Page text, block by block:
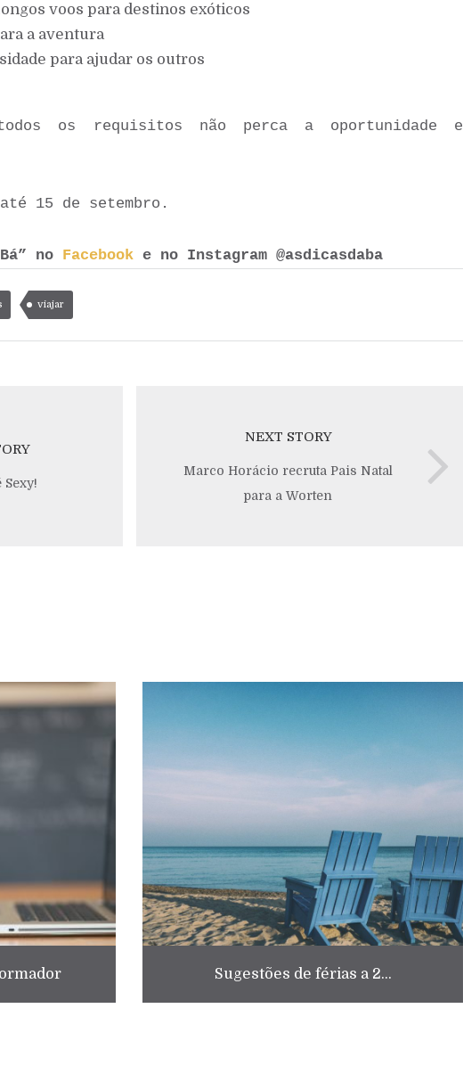
voos para destinos exóticos
a aventura
para ajudar os outros
os requisitos não perca a oportunidade e
15 de setembro.
no Facebook e no Instagram @asdicasdaba
viajar
NEXT STORY
Marco Horácio recruta Pais Natal
para a Worten
Sugestões de férias a 2...